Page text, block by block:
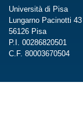
Università di Pisa
Lungarno Pacinotti 43
56126 Pisa
P.I. 00286820501
C.F. 80003670504